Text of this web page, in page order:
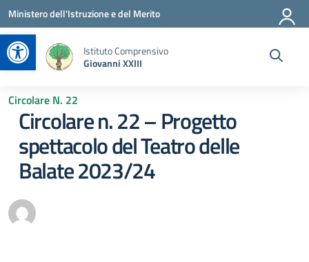
Apri la barra degli strumenti
Vai ai contenuti
Vai al menu di navigazione
Vai al footer
Ministero dell'Istruzione e del Merito
Istituto Comprensivo
Giovanni XXIII
Circolare N. 22
Circolare n. 22 – Progetto
spettacolo del Teatro delle
Balate 2023/24